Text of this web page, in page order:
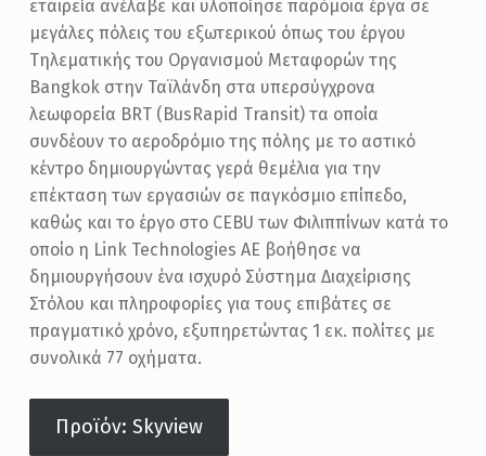
εταιρεία ανέλαβε και υλοποίησε παρόμοια έργα σε
μεγάλες πόλεις του εξωτερικού όπως του έργου
Τηλεματικής του Οργανισμού Μεταφορών της
Bangkok στην Ταϊλάνδη στα υπερσύγχρονα
λεωφορεία BRT (BusRapid Transit) τα οποία
συνδέουν το αεροδρόμιο της πόλης με το αστικό
κέντρο δημιουργώντας γερά θεμέλια για την
επέκταση των εργασιών σε παγκόσμιο επίπεδο,
καθώς και το έργο στο CEBU των Φιλιππίνων κατά το
οποίο η Link Technologies AE βοήθησε να
δημιουργήσουν ένα ισχυρό Σύστημα Διαχείρισης
Στόλου και πληροφορίες για τους επιβάτες σε
πραγματικό χρόνο, εξυπηρετώντας 1 εκ. πολίτες με
συνολικά 77 οχήματα.
Προϊόν: Skyview